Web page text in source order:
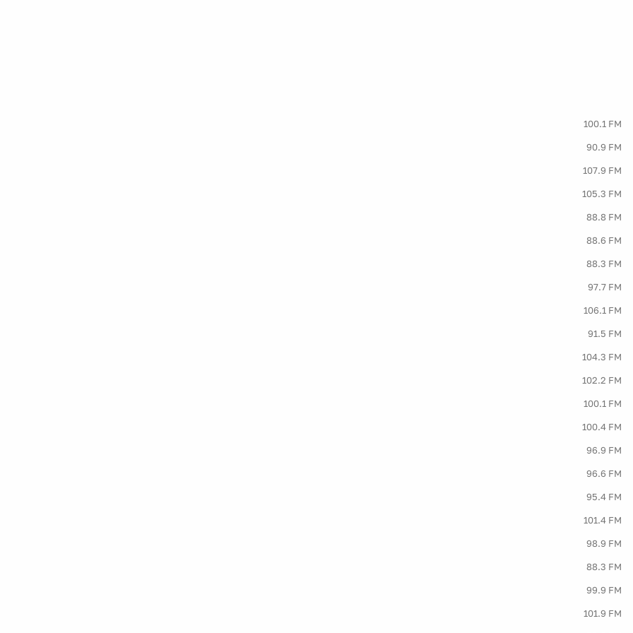
100.1 FM
90.9 FM
107.9 FM
105.3 FM
88.8 FM
88.6 FM
88.3 FM
97.7 FM
106.1 FM
91.5 FM
104.3 FM
102.2 FM
100.1 FM
100.4 FM
96.9 FM
96.6 FM
95.4 FM
101.4 FM
98.9 FM
88.3 FM
99.9 FM
101.9 FM